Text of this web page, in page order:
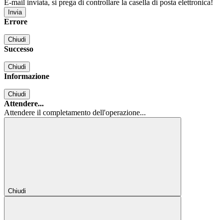
E-mail inviata, si prega di controllare la casella di posta elettronica!
Errore
Chiudi
Successo
Chiudi
Informazione
Chiudi
Attendere...
Attendere il completamento dell'operazione...
Chiudi